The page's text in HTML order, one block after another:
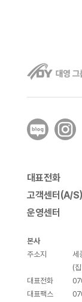
대표전화
고객센터(A/S)
운영센터
본사
주소지
세
(
대표전화
대표팩스